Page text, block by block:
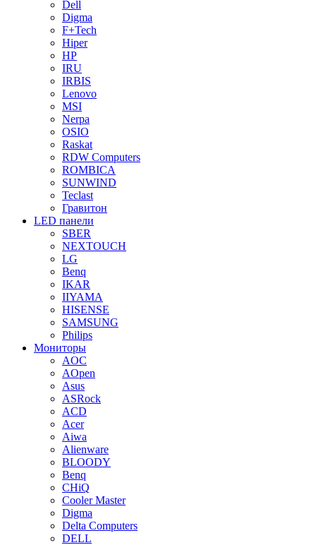
Dell
Digma
F+Tech
Hiper
HP
IRU
IRBIS
Lenovo
MSI
Nerpa
OSIO
Raskat
RDW Computers
ROMBICA
SUNWIND
Teclast
Гравитон
LED панели
SBER
NEXTOUCH
LG
Benq
IKAR
IIYAMA
HISENSE
SAMSUNG
Philips
Мониторы
AOC
AOpen
Asus
ASRock
ACD
Acer
Aiwa
Alienware
BLOODY
Benq
CHiQ
Cooler Master
Digma
Delta Computers
DELL